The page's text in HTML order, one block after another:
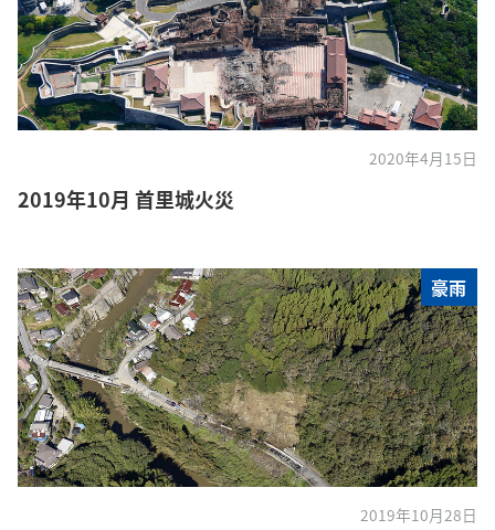
2020年4月15日
2019年10月 首里城火災
豪雨
2019年10月28日